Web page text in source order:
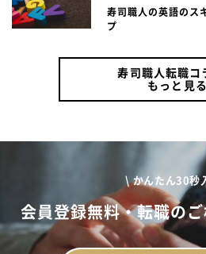
寿司職人の英語のス
プ
寿司職人転職コ
もっと見る
\ かんたん30秒
会員登録無料・転職の